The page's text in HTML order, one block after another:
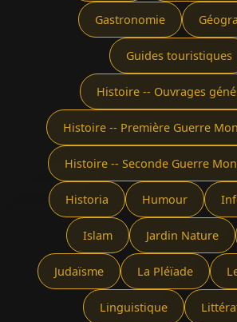
Gastronomie
Guides touristiques
Histoire -- Ouvrages
Histoire -- Première Guerre
Histoire -- Seconde Guerre
Historia Humour
Islam Jardin Nature
Judaïsme La Pléïade
Linguistique